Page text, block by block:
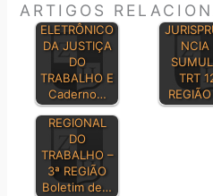
ARTIGOS
DIÁRIO
ELETRÔNICO
DA JUSTIÇA
DO
TRABALHO E
Caderno…
NCIA
TRT
TRIBUNAL
REGIONAL
DO
TRABALHO –
3ª REGIÃO
Boletim de…